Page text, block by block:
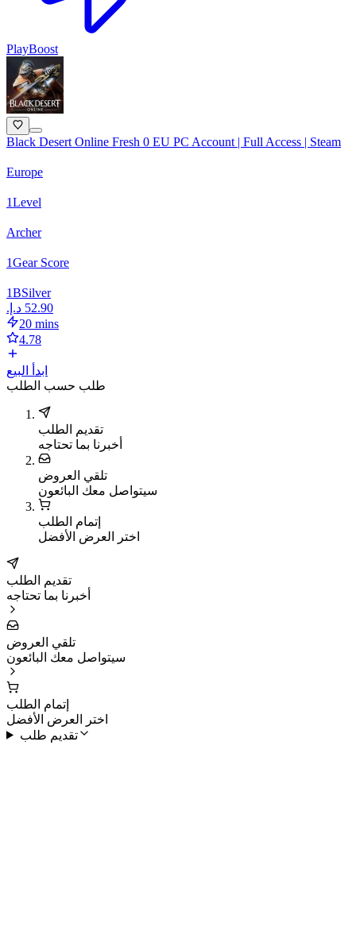
PlayBoost
Black Desert Online Fresh 0 EU PC Account | Full Access | Steam
Europe
1Level
Archer
1Gear Score
1BSilver
20 mins
4.78
ابدأ البيع
طلب حسب الطلب
تقديم الطلب
أخبرنا بما تحتاجه
تلقي العروض
سيتواصل معك البائعون
إتمام الطلب
اختر العرض الأفضل
تقديم الطلب
أخبرنا بما تحتاجه
تلقي العروض
سيتواصل معك البائعون
إتمام الطلب
اختر العرض الأفضل
تقديم طلب